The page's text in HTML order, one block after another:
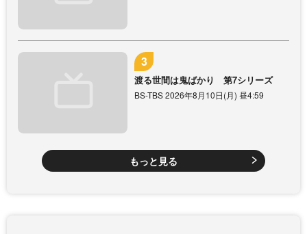
渡る世間は鬼ばかり 第7シリーズ
BS-TBS 2026年8月10日(月) 昼4:59
もっと見る